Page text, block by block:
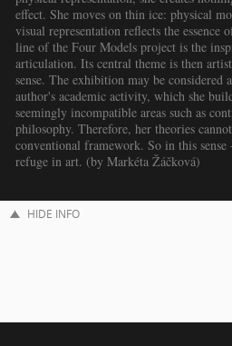
effect. She moves on thin ice: physical
visual representation reflects the
line of the Four Models project is the
articulation. Its central theme is then
sense. The exhibition may be considered
author's academic activity, which she
seemingly incompatible areas such as
philosophy. Therefore, her theories
conventional framework. So in this
refuge in art. (by Markéta Žáčková)
HIDE INFO